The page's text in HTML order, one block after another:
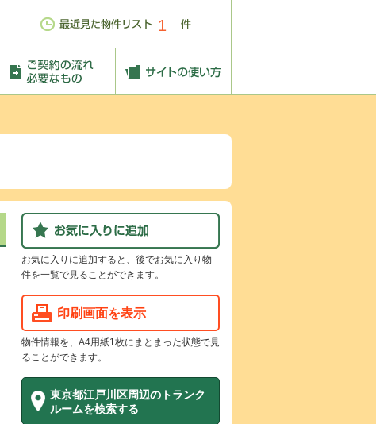
1
お気に入りに追加すると、後でお気に入り物
件を一覧で見ることができます。
印刷画面を表示
物件情報を、A4用紙1枚にまとまった状態で見
ることができます。
東京都江戸川区周辺のトランク
ルームを検索する